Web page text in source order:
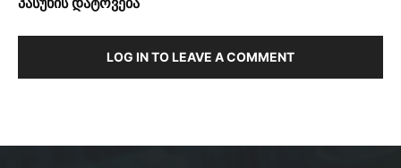
LOG IN TO LEAVE A COMMENT